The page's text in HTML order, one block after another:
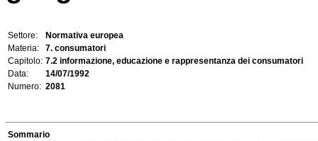
Settore:
Normativa europea
Materia:
7. consumatori
Capitolo: 7.2 informazione, educazione e rappresentanza dei consumatori
Data:
14/07/1992
Numero: 2081
Sommario